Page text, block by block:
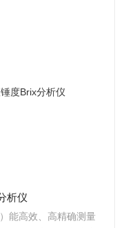
析仪
能高效、高精确测量